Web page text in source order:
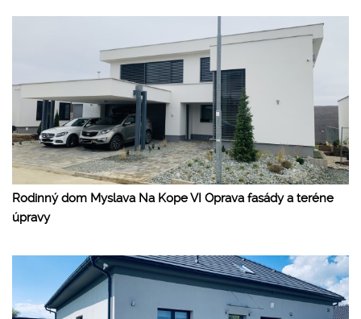
Rodinný dom Myslava Na Kope VI Oprava fasády a teréne
úpravy